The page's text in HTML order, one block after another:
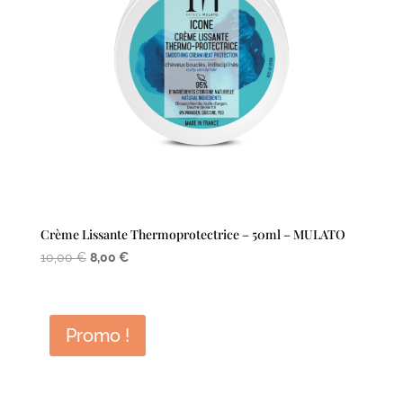
Crème Lissante Thermoprotectrice – 50ml – MULATO
10,00€ Le
était :
10,00 €.
8,00 €Le
est :
8,00 €.
Promo !